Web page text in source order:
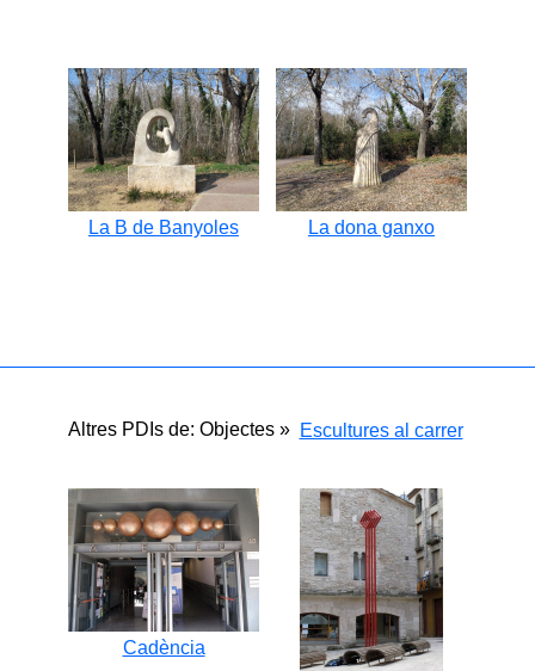
La B de Banyoles La dona ganxo
Altres PDIs de: Objectes » Escultures al carrer
Cadència